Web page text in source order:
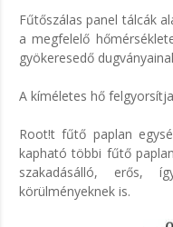
Fűtőszálas panel tálcák
a megfelelő
gyökeresedő
A kíméletes hő
Root!t fűtő paplan
kapható többi fűtő
szakadásálló, erős,
körülményeknek is.